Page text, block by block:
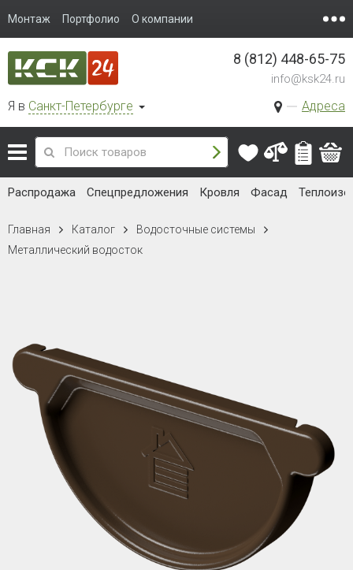
Монтаж Портфолио О компании
Я в Санкт-Петербурге Адреса
8 (812) 448-65-75
info@ksk24.ru
Распродажа Спецпредложения Кровля Фасад
Главная Каталог
Водосточные системы
Металлический водосток